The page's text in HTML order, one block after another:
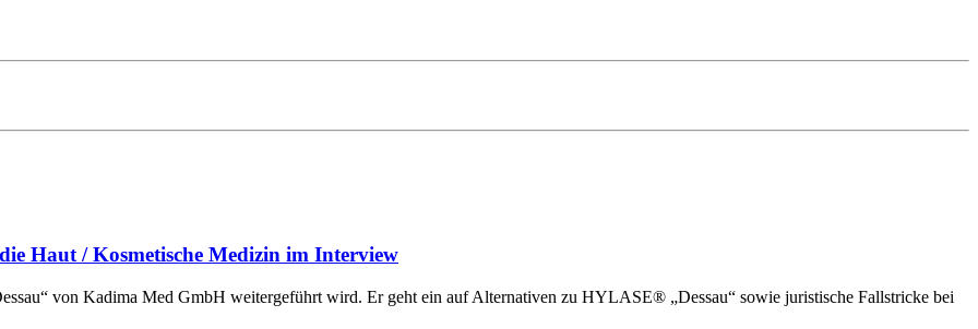
Haut / Kosmetische Medizin im Interview
von Kadima Med GmbH weitergeführt wird. Er geht ein auf Alternativen zu HYLASE® „Dessau“ sowie juristische Fallstricke bei